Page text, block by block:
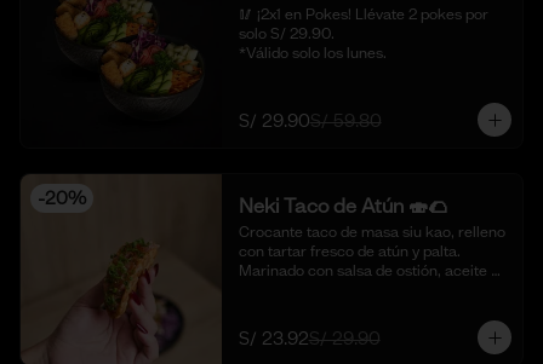
🥢 ¡2x1 en Pokes! Llévate 2 pokes por
solo S/ 29.90.
*Válido solo los lunes.
S/ 29.90S/ 59.80
-20% Neki Taco de Atún 🍣🌮
Crocante taco de masa siu kao, relleno
con tartar fresco de atún y palta.
Marinado con salsa de ostión, aceite de
S/ 23.92S/ 29.90